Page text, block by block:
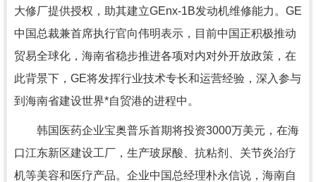
大修厂提供授权，助其建立GEnx-1B发动机维修能力。GE
中国总裁兼首席执行官向伟明表示，目前中国正积极推动
贸易全球化，海南省稳步推进各项对内对外开放政策，在
此背景下，GE将发挥行业技术专长和运营经验，深入参与
到海南省建设世界*自贸港的进程中。
韩国医药企业宝奥普乐首期将投资3000万美元，在海
口江东新区建设工厂，生产玻尿酸、抗粘剂、关节炎治疗
机等美容和医疗产品。企业中国总经理朴永信说，海南自